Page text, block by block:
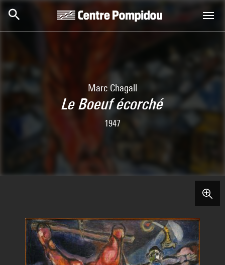
Centre Pompidou
Marc Chagall
Le Boeuf écorché
1947